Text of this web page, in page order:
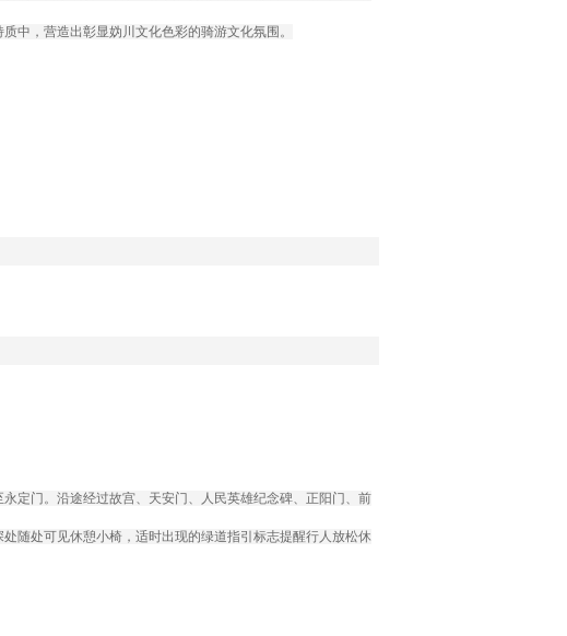
中，营造出彰显妫川文化色彩的骑游文化氛围。
定门。沿途经过故宫、天安门、人民英雄纪念碑、正阳门、前
随处可见休憩小椅，适时出现的绿道指引标志提醒行人放松休